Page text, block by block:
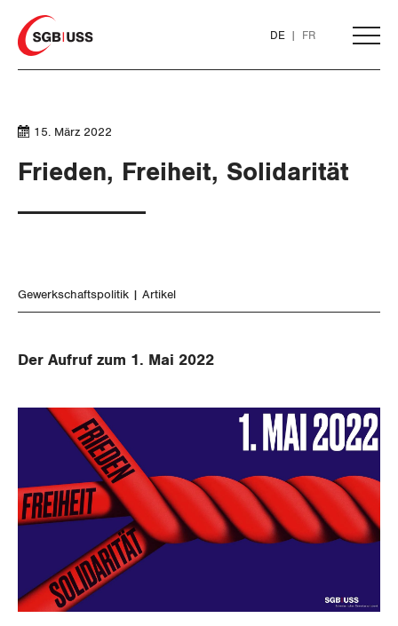
Home
DE FR
THEMEN
Gewerkschaftsrechte
Arbeitssicherheit und Gesundheitsschutz
Geld und Währung
Verteilung
SOZIALPOLITIK
AHV
Berufliche Vorsorge
Arbeitslosenversicherung
Überbrückungsleistung
Ergänzungsleistungen
Invalidenversicherung
Unfallversicherung
CORONA-VIRUS
Verkehr
Post
Energie und Umwelt
Kommunikation und Medien
GLEICHSTELLUNG
Gleichstellung von Frauen und Männern
Gleichstellung von LGBTI
BILDUNG & JUGEND
GEWERKSCHAFTSPOLITIK
15. März 2022
Frieden, Freiheit, Solidarität
Gewerkschaftspolitik Artikel
Der Aufruf zum 1. Mai 2022